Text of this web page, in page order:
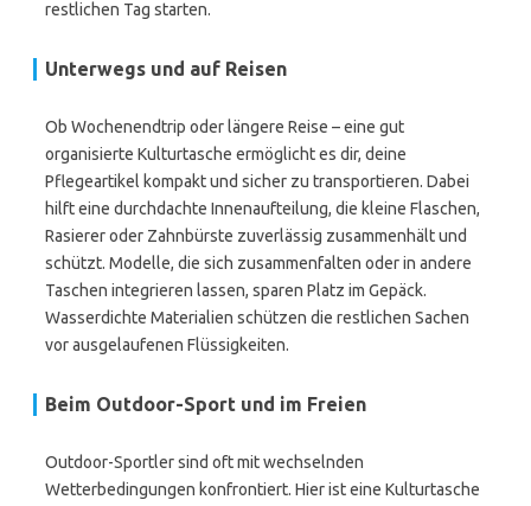
restlichen Tag starten.
Unterwegs und auf Reisen
Ob Wochenendtrip oder längere Reise – eine gut
organisierte Kulturtasche ermöglicht es dir, deine
Pflegeartikel kompakt und sicher zu transportieren. Dabei
hilft eine durchdachte Innenaufteilung, die kleine Flaschen,
Rasierer oder Zahnbürste zuverlässig zusammenhält und
schützt. Modelle, die sich zusammenfalten oder in andere
Taschen integrieren lassen, sparen Platz im Gepäck.
Wasserdichte Materialien schützen die restlichen Sachen
vor ausgelaufenen Flüssigkeiten.
Beim Outdoor-Sport und im Freien
Outdoor-Sportler sind oft mit wechselnden
Wetterbedingungen konfrontiert. Hier ist eine Kulturtasche